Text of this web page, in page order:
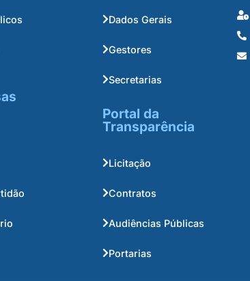
Dados Gerais
Gestores
Secretarias
Portal da
Transparência
Licitação
Contratos
Audiências Públicas
Portarias